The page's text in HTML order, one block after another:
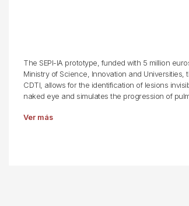
The SEPI-IA prototype, funded with 5 million
Ministry of Science, Innovation and Universities,
CDTI, allows for the identification of lesions
naked eye and simulates the progression of
Ver más